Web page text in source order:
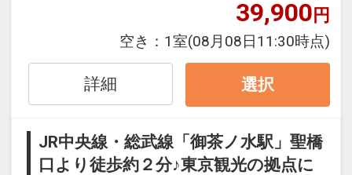
設定期間：2026年4月1日～2027年3月
31日
17440763
39,900円
空き： 1室(08月08日11:30時点)
詳細 選択
JR中央線・総武線「御茶ノ水駅」聖橋
口より徒歩約２分♪東京観光の拠点に